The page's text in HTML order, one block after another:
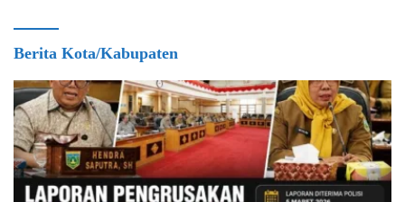
Berita Kota/Kabupaten